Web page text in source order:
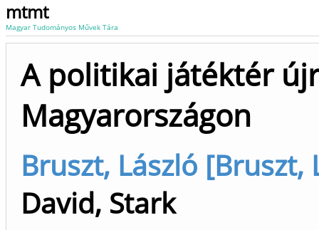
mtmt
Magyar Tudományos Művek Tára
A politikai játéktér
Magyarországon
Bruszt, László [Bruszt,
David, Stark